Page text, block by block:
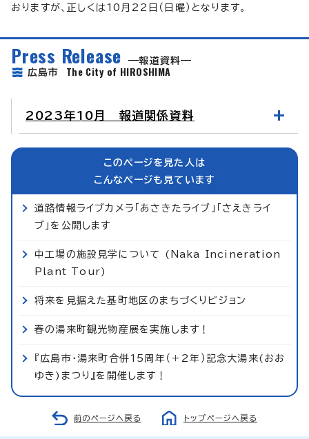
おりますが、正しくは10月22日（日曜）となります。
Press Release
報道資料
広島市 The City of HIROSHIMA
2023年10月 報道関係資料
このページを見た人は
こんなページも見ています
道路情報ライブカメラ「あさきたライブ」「さえきライ
ブ」を公開します
中工場の施設見学について (Naka Incineration
Plant Tour)
将来を見据えた基町地区のまちづくりビジョン
春の湯来町観光物産展を実施します！
『広島市・湯来町合併15周年（＋2年）記念大湯来(おお
ゆき)まつり』を開催します！
前のページへ戻る トップページへ戻る